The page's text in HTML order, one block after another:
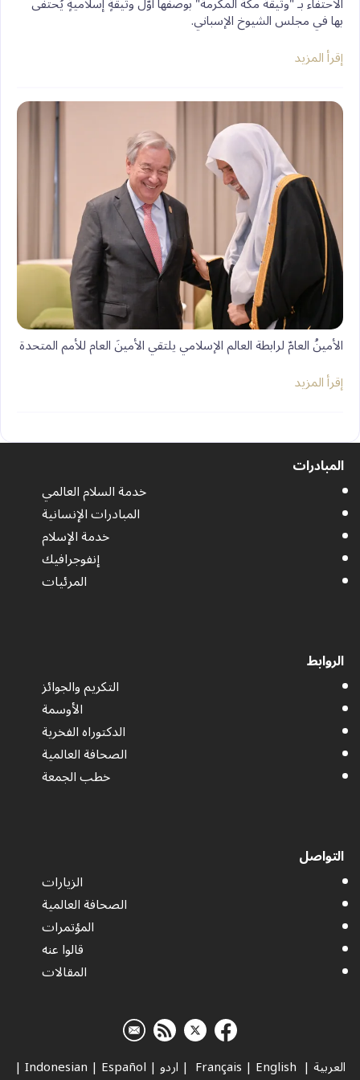
بها في مجلس الشيوخ الإسباني.
إقرأ المزيد
الأمينُ العامّ لرابطة العالم الإسلامي يلتقي الأمينَ العام للأمم المتحدة
إقرأ المزيد
المبادرات
خدمة السلام العالمي
المبادرات الإنسانية
خدمة الإسلام
إنفوجرافيك
المرئيات
الروابط
التكريم والجوائز
الأوسمة
الدكتوراه الفخرية
الصحافة العالمية
خطب الجمعة
التواصل
الزيارات
الصحافة العالمية
المؤتمرات
قالوا عنه
المقالات
العربية |
| English
| اردو |
Indonesian | Español
|